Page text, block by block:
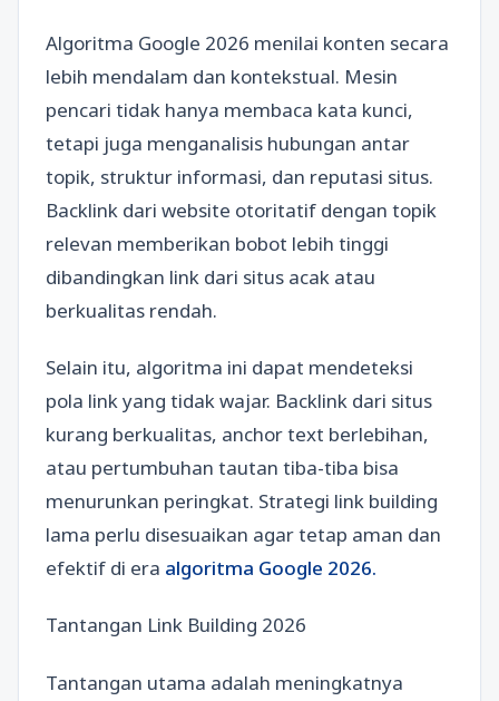
Algoritma Google 2026 menilai konten secara
lebih mendalam dan kontekstual. Mesin
pencari tidak hanya membaca kata kunci,
tetapi juga menganalisis hubungan antar
topik, struktur informasi, dan reputasi situs.
Backlink dari website otoritatif dengan topik
relevan memberikan bobot lebih tinggi
dibandingkan link dari situs acak atau
berkualitas rendah.
Selain itu, algoritma ini dapat mendeteksi
pola link yang tidak wajar. Backlink dari situs
kurang berkualitas, anchor text berlebihan,
atau pertumbuhan tautan tiba-tiba bisa
menurunkan peringkat. Strategi link building
lama perlu disesuaikan agar tetap aman dan
efektif di era algoritma Google 2026.
Tantangan Link Building 2026
Tantangan utama adalah meningkatnya